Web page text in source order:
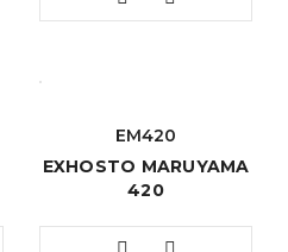
EM420
EXHOSTO MARUYAMA
420